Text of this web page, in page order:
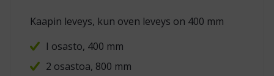
Kaapin leveys, kun oven leveys on 400 mm
I osasto, 400 mm
2 osastoa, 800 mm